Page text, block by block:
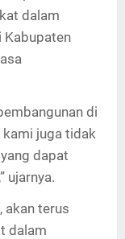
dalam
Kabupaten
di
kami juga tidak
dapat
ujarnya.
akan terus
dalam